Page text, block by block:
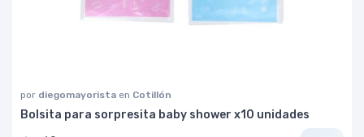
por diegomayorista en Cotillón
Bolsita para sorpresita baby shower x10 unidades